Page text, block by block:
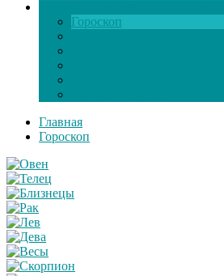
Гороскоп
Главная
Гороскоп